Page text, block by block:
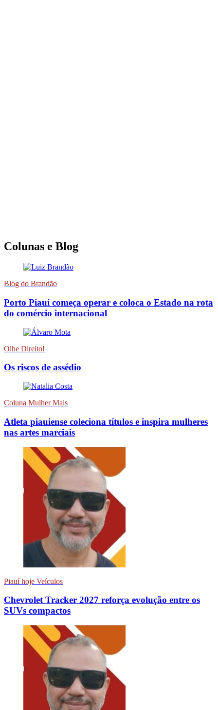
Colunas e Blog
Blog do Brandão
Porto Piauí começa operar e coloca o Estado na rota
do comércio internacional
Olhe Direito!
Os riscos de assédio
Coluna Mulher Mais
Atleta piauiense coleciona títulos e inspira mulheres
nas artes marciais
Piauí hoje Veículos
Chevrolet Tracker 2027 reforça evolução entre os
SUVs compactos